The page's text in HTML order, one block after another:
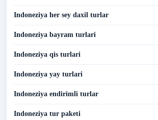
Indoneziya her sey daxil turlar
Indoneziya bayram turlari
Indoneziya qis turlari
Indoneziya yay turlari
Indoneziya endirimli turlar
Indoneziya tur paketi